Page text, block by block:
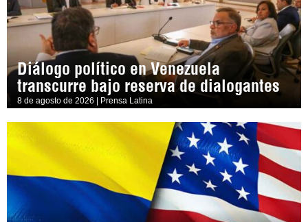
Diálogo político en Venezuela
transcurre bajo reserva de dialogantes
8 de agosto de 2026 | Prensa Latina